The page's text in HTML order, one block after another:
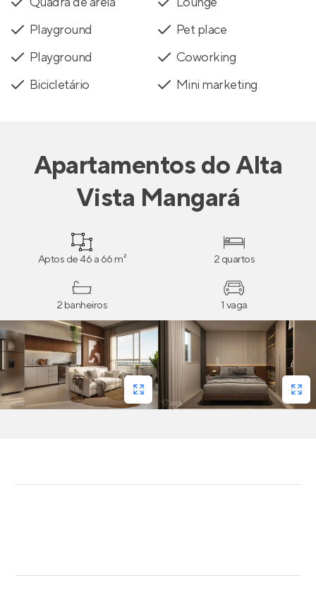
Playground
Pet place
Playground
Coworking
Bicicletário
Mini marketing
ApartamentosdoAlta
Vista Mangará
Aptos de 46 a 66 m² 2 quartos
2 banheiros 1 vaga